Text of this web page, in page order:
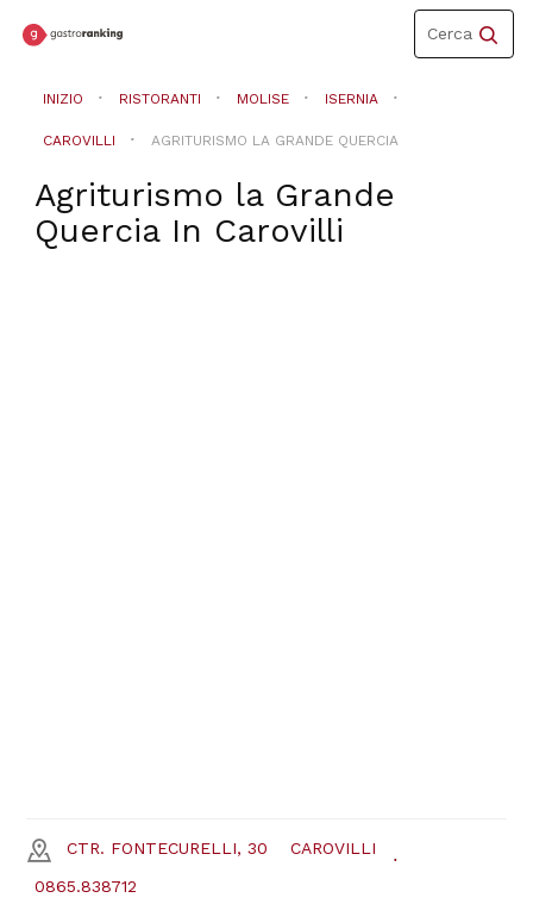
Toggle
navigation
Cerca
INIZIO RISTORANTI MOLISE ISERNIA
CAROVILLI AGRITURISMO LA GRANDE QUERCIA
Agriturismo la Grande
QuerciaIn Carovilli
CTR. FONTECURELLI, 30 CAROVILLI
0865.838712